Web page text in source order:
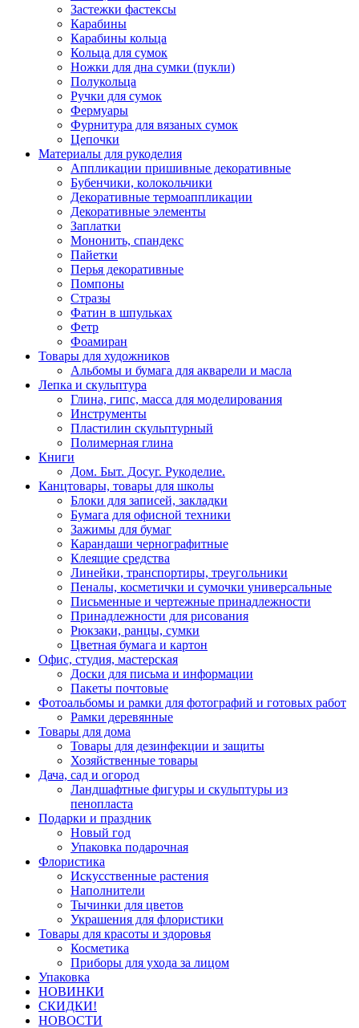
Застежки фастексы
Карабины
Карабины кольца
Кольца для сумок
Ножки для дна сумки (пукли)
Полукольца
Ручки для сумок
Фермуары
Фурнитура для вязаных сумок
Цепочки
Материалы для рукоделия
Аппликации пришивные декоративные
Бубенчики, колокольчики
Декоративные термоаппликации
Декоративные элементы
Заплатки
Мононить, спандекс
Пайетки
Перья декоративные
Помпоны
Стразы
Фатин в шпульках
Фетр
Фоамиран
Товары для художников
Альбомы и бумага для акварели и масла
Лепка и скульптура
Глина, гипс, масса для моделирования
Инструменты
Пластилин скульптурный
Полимерная глина
Книги
Дом. Быт. Досуг. Рукоделие.
Канцтовары, товары для школы
Блоки для записей, закладки
Бумага для офисной техники
Зажимы для бумаг
Карандаши чернографитные
Клеящие средства
Линейки, транспортиры, треугольники
Пеналы, косметички и сумочки универсальные
Письменные и чертежные принадлежности
Принадлежности для рисования
Рюкзаки, ранцы, сумки
Цветная бумага и картон
Офис, студия, мастерская
Доски для письма и информации
Пакеты почтовые
Фотоальбомы и рамки для фотографий и готовых работ
Рамки деревянные
Товары для дома
Товары для дезинфекции и защиты
Хозяйственные товары
Дача, сад и огород
Ландшафтные фигуры и скульптуры из
пенопласта
Подарки и праздник
Новый год
Упаковка подарочная
Флористика
Искусственные растения
Наполнители
Тычинки для цветов
Украшения для флористики
Товары для красоты и здоровья
Косметика
Приборы для ухода за лицом
Упаковка
НОВИНКИ
СКИДКИ!
НОВОСТИ